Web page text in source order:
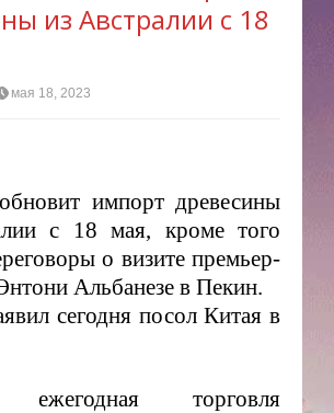
из Австралии с 18
мая 18, 2023
импорт древесины
с 18 мая, кроме того
о визите премьер-
Альбанезе в Пекин.
сегодня посол Китая в
ежегодная торговля